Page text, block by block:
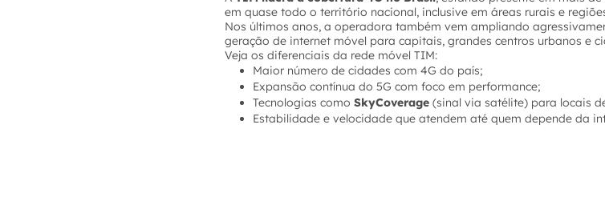
em quase todo o território nacional, inclusive em áreas rurais e
Nos últimos anos, a operadora também vem ampliando
geração de internet móvel para capitais, grandes centros urbanos e
Veja os diferenciais da rede móvel TIM:
Maior número de cidades com 4G do país;
Expansão contínua do 5G com foco em performance;
Tecnologias como SkyCoverage (sinal via satélite) para locais
Estabilidade e velocidade que atendem até quem depende da